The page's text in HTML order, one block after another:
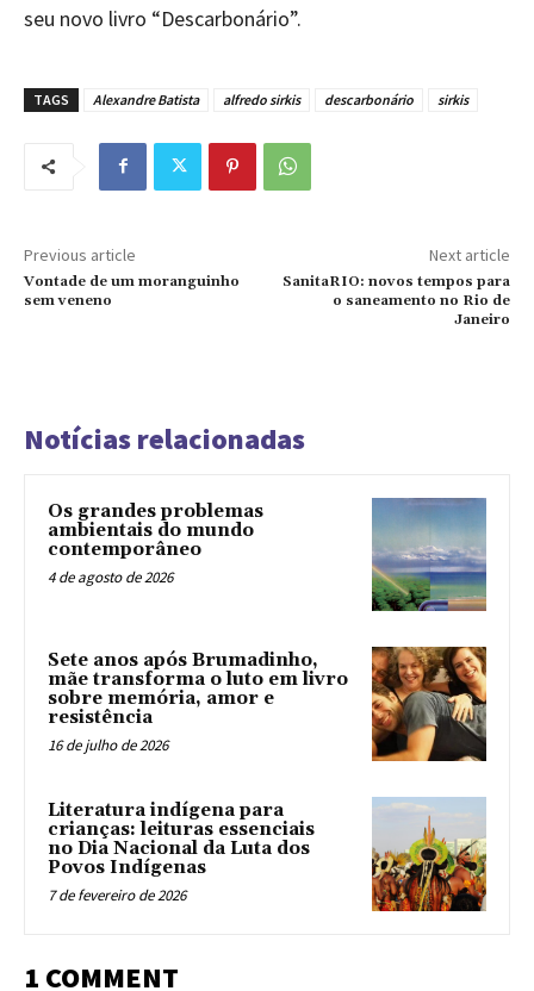
seu novo livro “Descarbonário”.
TAGS Alexandre Batista alfredo sirkis descarbonário sirkis
Previous article
Vontade de um moranguinho
sem veneno
Next article
SanitaRIO: novos tempos para
o saneamento no Rio de
Janeiro
Notícias relacionadas
Os grandes problemas
ambientais do mundo
contemporâneo
4 de agosto de 2026
Sete anos após Brumadinho,
mãe transforma o luto em livro
sobre memória, amor e
resistência
16 de julho de 2026
Literatura indígena para
crianças: leituras essenciais
no Dia Nacional da Luta dos
Povos Indígenas
7 de fevereiro de 2026
1 COMMENT